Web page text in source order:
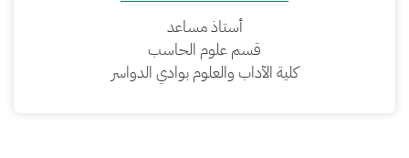
أستاذ مساعد
قسم علوم الحاسب
كلية الآداب والعلوم بوادي الدواسر